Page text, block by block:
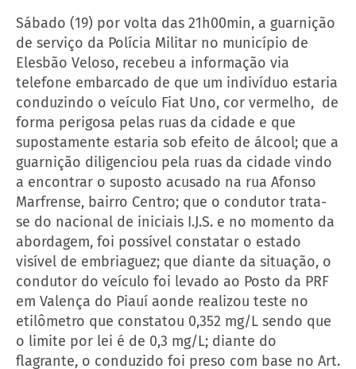
Sábado (19) por volta das 21h00min, a guarnição
de serviço da Polícia Militar no município de
Elesbão Veloso, recebeu a informação via
telefone embarcado de que um indivíduo estaria
conduzindo o veículo Fiat Uno, cor vermelho, de
forma perigosa pelas ruas da cidade e que
supostamente estaria sob efeito de álcool; que a
guarnição diligenciou pela ruas da cidade vindo
a encontrar o suposto acusado na rua Afonso
Marfrense, bairro Centro; que o condutor trata-
se do nacional de iniciais I.J.S. e no momento da
abordagem, foi possível constatar o estado
visível de embriaguez; que diante da situação, o
condutor do veículo foi levado ao Posto da PRF
em Valença do Piauí aonde realizou teste no
etilômetro que constatou 0,352 mg/L sendo que
o limite por lei é de 0,3 mg/L; diante do
flagrante, o conduzido foi preso com base no Art.